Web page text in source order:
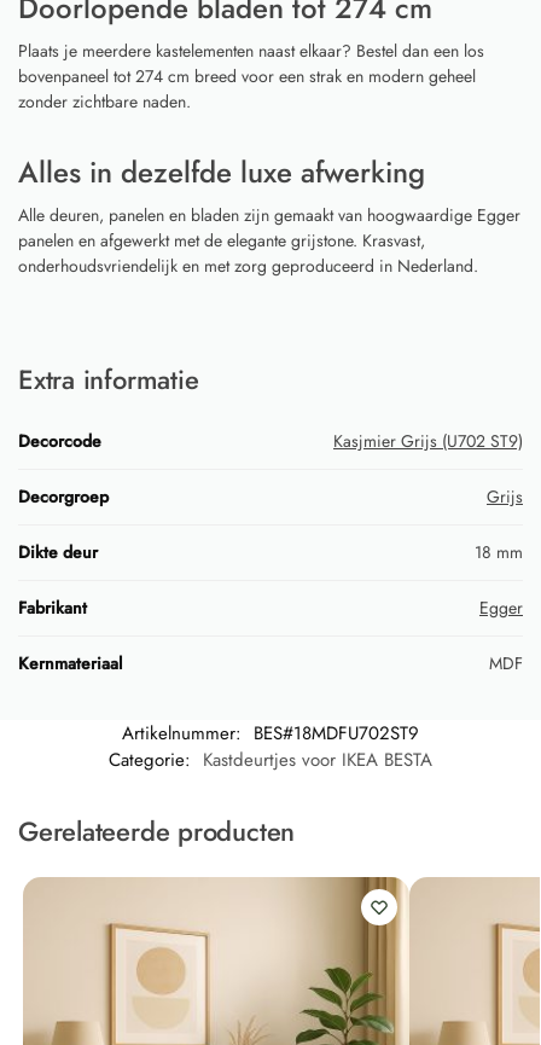
Plaats je meerdere kastelementen naast elkaar? Bestel dan een los
bovenpaneel tot 274 cm breed voor een strak en modern geheel
zonder zichtbare naden.
Alles in dezelfde luxe afwerking
Alle deuren, panelen en bladen zijn gemaakt van hoogwaardige Egger
panelen en afgewerkt met de elegante grijstone. Krasvast,
onderhoudsvriendelijk en met zorg geproduceerd in Nederland.
Extra informatie
Decorcode Kasjmier Grijs (U702 ST9)
Decorgroep Grijs
Dikte deur 18 mm
Fabrikant Egger
Kernmateriaal MDF
Artikelnummer: BES#18MDFU702ST9
Categorie: Kastdeurtjes voor IKEA BESTA
Gerelateerde producten